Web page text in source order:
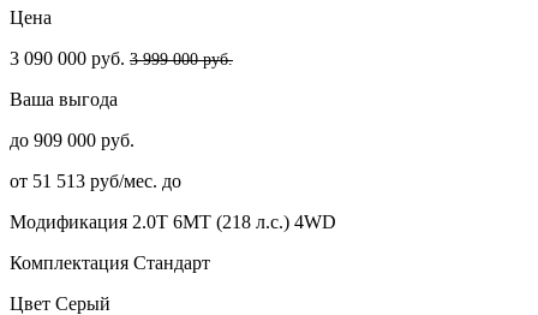
Цена
3 090 000 руб. 3 999 000 руб.
Ваша выгода
до 909 000 руб.
от 51 513 руб/мес. до
Модификация 2.0T 6MT (218 л.с.) 4WD
Комплектация Стандарт
Цвет Серый